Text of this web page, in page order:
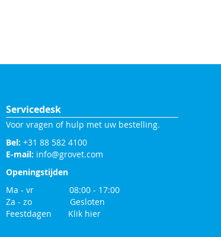
Servicedesk
Voor vragen of hulp met uw bestelling.
Bel: +31 88 582 4100
E-mail: info@grovet.com
Openingstijden
Ma - vr 08:00 - 17:00
Za - zo Gesloten
Feestdagen Klik hier